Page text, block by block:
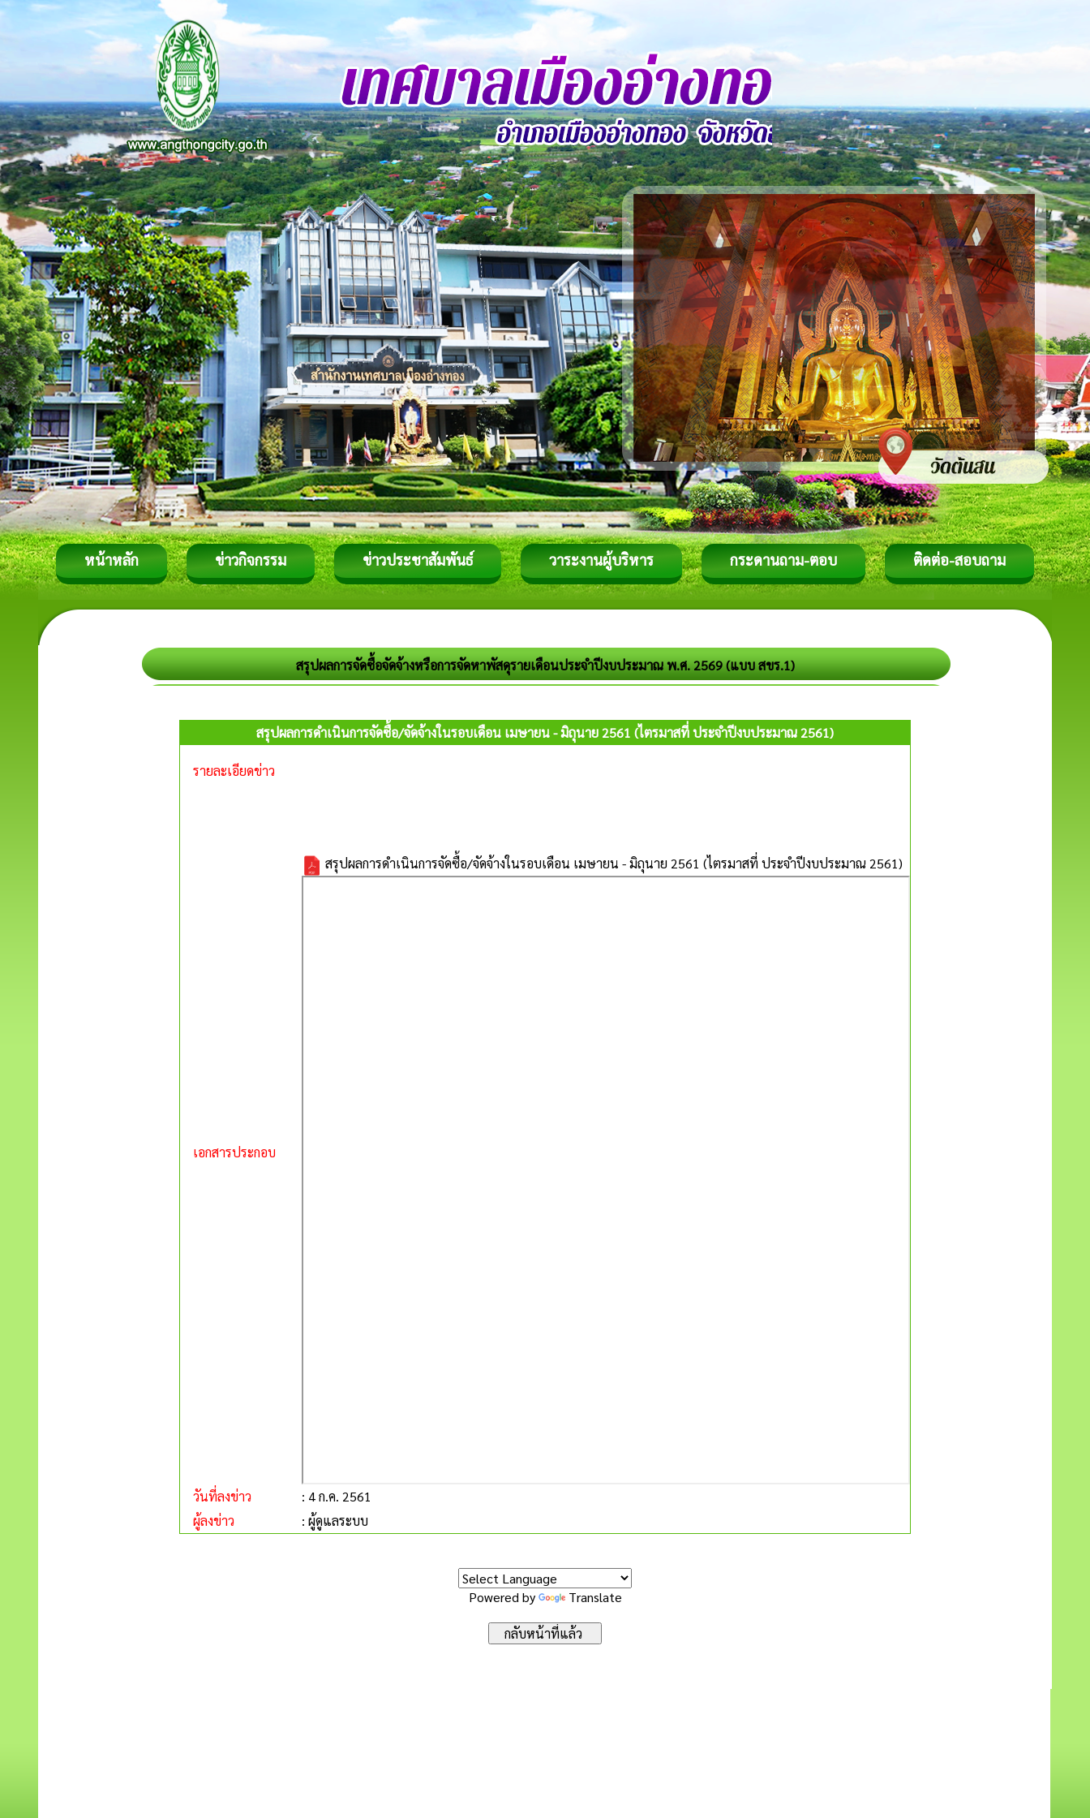
หน้าหลัก ข่าวกิจกรรม ข่าวประชาสัมพันธ์ วาระงานผู้บริหาร กระดานถาม-ตอบ ติดต่อ-สอบถาม
สรุปผลการจัดซื้อจัดจ้างหรือการจัดหาพัสดุรายเดือนประจำปีงบประมาณ พ.ศ. 2569 (แบบ สขร.1)
สรุปผลการดำเนินการจัดซื้อ/จัดจ้างในรอบเดือน เมษายน - มิถุนาย 2561 (ไตรมาสที่ ประจำปีงบประมาณ 2561)
รายละเอียดข่าว
เอกสารประกอบ
สรุปผลการดำเนินการจัดซื้อ/จัดจ้างในรอบเดือน เมษายน - มิถุนาย 2561 (ไตรมาสที่ ประจำปีงบประมาณ 2561)
วันที่ลงข่าว
: 4 ก.ค. 2561
ผู้ลงข่าว
: ผู้ดูแลระบบ
Powered by Translate